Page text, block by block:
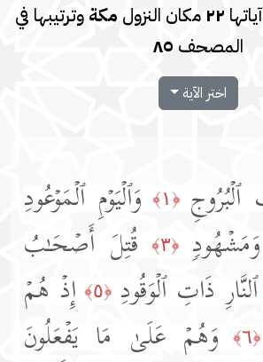
٢٢ مكان النزول مكة وترتيبها في
المصحف ٨٥
اختر الآية
﴿١﴾ وَٱلۡیَوۡمِ ٱلۡمَوۡعُودِ
﴿٣﴾
قُتِلَ أَصۡحَـٰبُ
ٱلنَّارِ ذَاتِ ٱلۡوَقُودِ ﴿٥﴾
إِذۡ هُمۡ
﴿٦﴾
وَهُمۡ عَلَىٰ مَا یَفۡعَلُونَ